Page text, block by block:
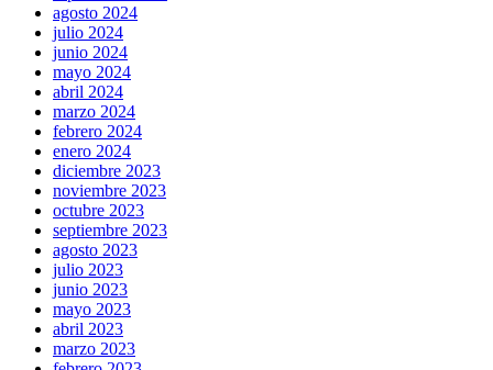
agosto 2024
julio 2024
junio 2024
mayo 2024
abril 2024
marzo 2024
febrero 2024
enero 2024
diciembre 2023
noviembre 2023
octubre 2023
septiembre 2023
agosto 2023
julio 2023
junio 2023
mayo 2023
abril 2023
marzo 2023